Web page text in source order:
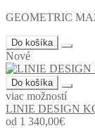
GEOMETRIC
Do košíka
Nové
Do košíka
viac možností
LINIE DESIGN
od 1 340,00€